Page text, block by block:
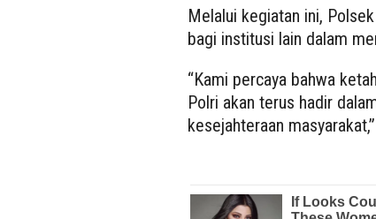
Melalui kegiatan ini,
bagi institusi lain dalam
“Kami percaya bahwa
Polri akan terus hadir
kesejahteraan